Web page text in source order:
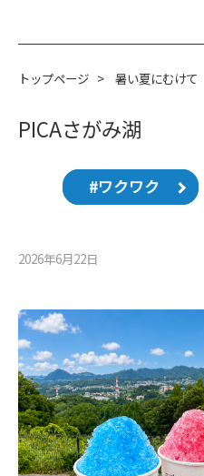
トップページ > 暑い夏にむけて
PICAさがみ湖
#ワクワク
2026年6月22⽇